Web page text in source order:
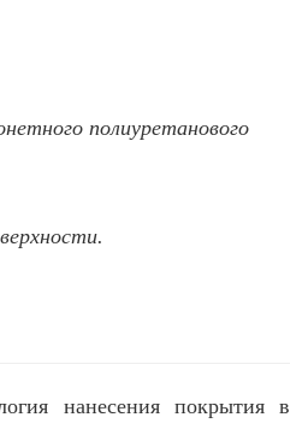
полиуретанового
нанесения покрытия в